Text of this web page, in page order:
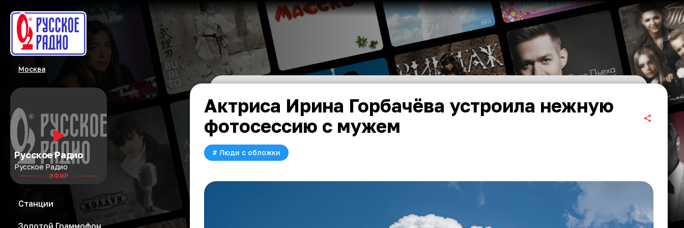
Москва
Русское Радио
Русское Радио
ЭФИР
Станции
Золотой Граммофон
Актриса Ирина Горбачёва устроила нежную
фотосессию с мужем
# Люди с обложки